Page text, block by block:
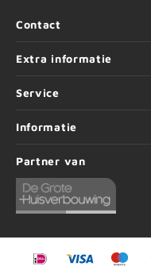
Contact
Extra informatie
Service
Informatie
Partner van